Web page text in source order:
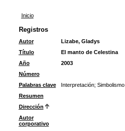
Inicio
Registros
Autor
Lizabe, Gladys
Título
El manto de Celestina
Año
2003
Número
Palabras clave
Interpretación; Simbolismo
Resumen
Dirección
Autor
corporativo